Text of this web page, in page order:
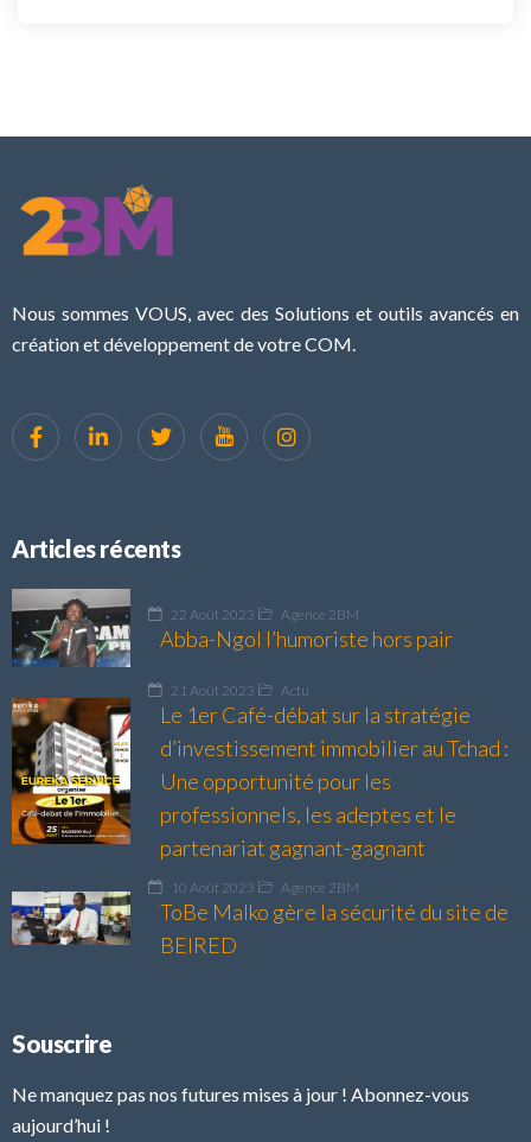
Nous sommes VOUS, avec des Solutions et outils avancés en
création et développement de votre COM.
Articles récents
22 Août 2023 Agence 2BM
Abba-Ngol l’humoriste hors pair
21 Août 2023 Actu
Le 1er Café-débat sur la stratégie
d’investissement immobilier au Tchad :
Une opportunité pour les
professionnels, les adeptes et le
partenariat gagnant-gagnant
10 Août 2023 Agence 2BM
ToBe Malko gère la sécurité du site de
BEIRED
Souscrire
Ne manquez pas nos futures mises à jour ! Abonnez-vous
aujourd’hui !